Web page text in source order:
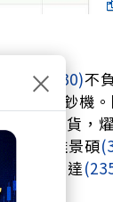
積電(2330)不
超級吸鈔機
大舉囤貨，
載板雙雄景碩
，英業達
×